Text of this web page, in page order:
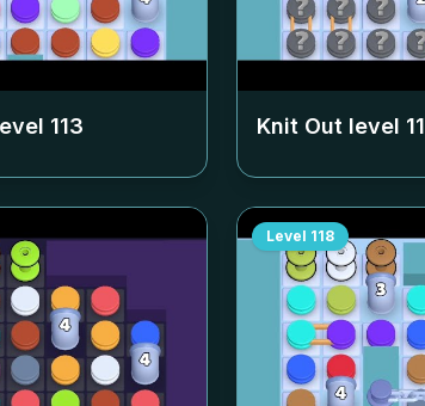
113 Knit Out level
Level 118